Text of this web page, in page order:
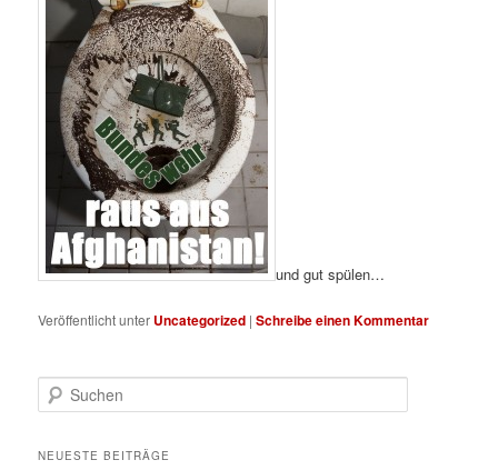
und gut spülen…
Veröffentlicht unter Uncategorized |Schreibe einen Kommentar
u
h
NEUESTE BEITRÄGE